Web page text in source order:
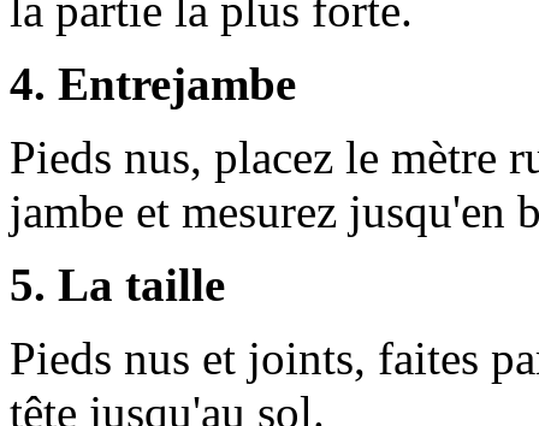
4. Entrejambe
Pieds nus, placez le mètre
jambe et mesurez jusqu'en
5. La taille
Pieds nus et joints, faites
tête jusqu'au sol.